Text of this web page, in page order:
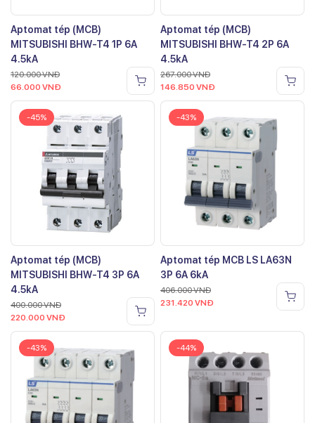
Aptomat tép (MCB)
MITSUBISHI BHW-T4 1P 6A
4.5kA
120.000VNĐ
66.000 VNĐ
Aptomat tép (MCB)
MITSUBISHI BHW-T4 2P 6A
4.5kA
267.000VNĐ
146.850 VNĐ
-45%
Aptomat tép (MCB)
MITSUBISHI BHW-T4 3P 6A
4.5kA
400.000VNĐ
220.000 VNĐ
-43%
Aptomat tép MCB LS LA63N
3P 6A 6kA
406.000VNĐ
231.420 VNĐ
-43% -44%